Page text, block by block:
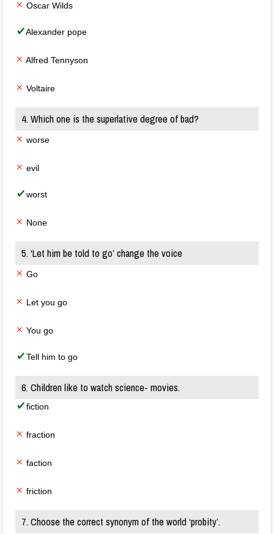
Oscar Wilds
Alexander pope
Alfred Tennyson
Voltaire
4. Which one is the superlative degree of bad?
worse
evil
worst
None
5. ‘Let him be told to go’ change the voice
Go
Let you go
You go
Tell him to go
6. Children like to watch science- movies.
fiction
fraction
faction
friction
7. Choose the correct synonym of the world ‘probity’.